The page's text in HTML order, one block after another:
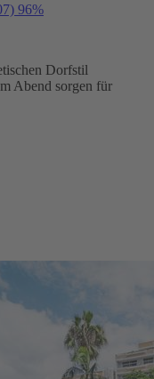
96%
Dorfstil
Abend sorgen für